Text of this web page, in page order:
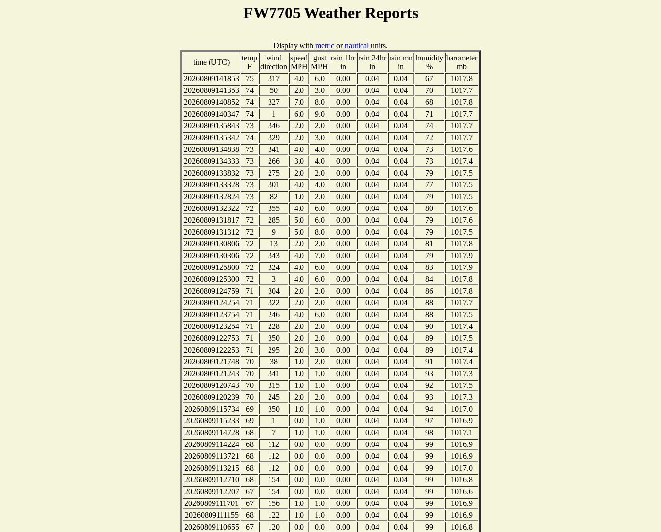
FW7705 Weather Reports
Display with metric ornautical units.
time (UTC)
temp
F
wind
direction
speed
MPH
gust
MPH
rain 1hr
in
rain 24hr
in
rain mn
in
humidity
%
barometer
mb
20260809141853
75 317 4.0 6.0 0.00 0.04 0.04 67
1017.8
20260809141353
74 50 2.0 3.0 0.00 0.04 0.04 70
1017.7
20260809140852
74 327 7.0 8.0 0.00 0.04 0.04 68
1017.8
20260809140347
74 1 6.0 9.0 0.00 0.04 0.04 71
1017.7
20260809135843
73 346 2.0 2.0 0.00 0.04 0.04 74
1017.7
20260809135342
74 329 2.0 3.0 0.00 0.04 0.04 72
1017.7
20260809134838
73 341 4.0 4.0 0.00 0.04 0.04 73
1017.6
20260809134333
73 266 3.0 4.0 0.00 0.04 0.04 73
1017.4
20260809133832
73 275 2.0 2.0 0.00 0.04 0.04 79
1017.5
20260809133328
73 301 4.0 4.0 0.00 0.04 0.04 77
1017.5
20260809132824
73 82 1.0 2.0 0.00 0.04 0.04 79
1017.5
20260809132322
72 355 4.0 6.0 0.00 0.04 0.04 80
1017.6
20260809131817
72 285 5.0 6.0 0.00 0.04 0.04 79
1017.6
20260809131312
72 9 5.0 8.0 0.00 0.04 0.04 79
1017.5
20260809130806
72 13 2.0 2.0 0.00 0.04 0.04 81
1017.8
20260809130306
72 343 4.0 7.0 0.00 0.04 0.04 79
1017.9
20260809125800
72 324 4.0 6.0 0.00 0.04 0.04 83
1017.9
20260809125300
72 3 4.0 6.0 0.00 0.04 0.04 84
1017.8
20260809124759
71 304 2.0 2.0 0.00 0.04 0.04 86
1017.8
20260809124254
71 322 2.0 2.0 0.00 0.04 0.04 88
1017.7
20260809123754
71 246 4.0 6.0 0.00 0.04 0.04 88
1017.5
20260809123254
71 228 2.0 2.0 0.00 0.04 0.04 90
1017.4
20260809122753
71 350 2.0 2.0 0.00 0.04 0.04 89
1017.5
20260809122253
71 295 2.0 3.0 0.00 0.04 0.04 89
1017.4
20260809121748
70 38 1.0 2.0 0.00 0.04 0.04 91
1017.4
20260809121243
70 341 1.0 1.0 0.00 0.04 0.04 93
1017.3
20260809120743
70 315 1.0 1.0 0.00 0.04 0.04 92
1017.5
20260809120239
70 245 2.0 2.0 0.00 0.04 0.04 93
1017.3
20260809115734
69 350 1.0 1.0 0.00 0.04 0.04 94
1017.0
20260809115233
69 1 0.0 1.0 0.00 0.04 0.04 97
1016.9
20260809114728
68 7 1.0 1.0 0.00 0.04 0.04 98
1017.1
20260809114224
68 112 0.0 0.0 0.00 0.04 0.04 99
1016.9
20260809113721
68 112 0.0 0.0 0.00 0.04 0.04 99
1016.9
20260809113215
68 112 0.0 0.0 0.00 0.04 0.04 99
1017.0
20260809112710
68 154 0.0 0.0 0.00 0.04 0.04 99
1016.8
20260809112207
67 154 0.0 0.0 0.00 0.04 0.04 99
1016.6
20260809111701
67 156 1.0 1.0 0.00 0.04 0.04 99
1016.9
20260809111155
68 122 1.0 1.0 0.00 0.04 0.04 99
1016.9
20260809110655
67 120 0.0 0.0 0.00 0.04 0.04 99
1016.8